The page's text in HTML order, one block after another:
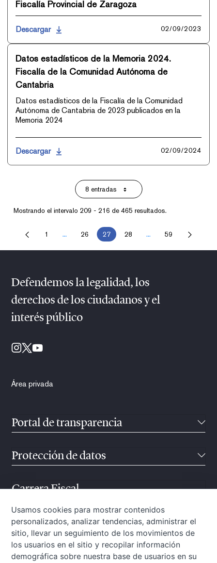
Fiscalía Provincial de Zaragoza
Descargar 02/09/2023
Datos estadísticos de la Memoria 2024.
Fiscalía de la Comunidad Autónoma de
Cantabria
Datos estadísticos de la Fiscalía de la Comunidad
Autónoma de Cantabria de 2023 publicados en la
Memoria 2024
Descargar 02/09/2024
8 entradasPor página
Mostrando el intervalo 209 - 216 de 465 resultados.
Página
1 ...Páginas intermedias Use TAB para desplazarse.
Página
26 Página
27 Página
28 ...Páginas intermedias
Página
59
Defendemos la legalidad, los
derechos de los ciudadanos y el
interés público
Área privada
Portal de transparencia
Protección de datos
Carrera Fiscal
Atención ciudadana
Usamos cookies para mostrar contenidos
personalizados, analizar tendencias, administrar el
sitio, llevar un seguimiento de los movimientos de
los usuarios en el sitio y recopilar información
demográfica sobre nuestra base de usuarios en su